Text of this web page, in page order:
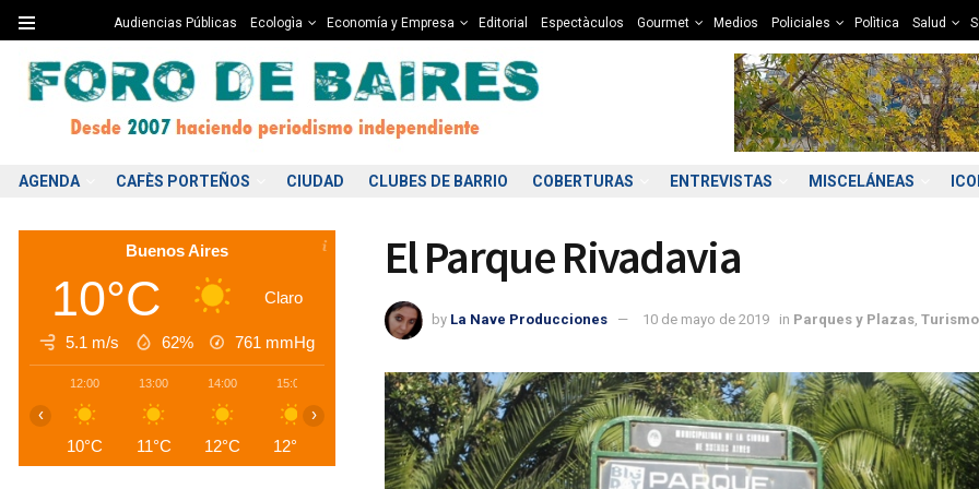
Audiencias Públicas Ecologìa Economía y Empresa Editorial Espectàculos Gourmet Medios Policiales Polìtica Salud
AGENDA CAFÈS PORTEÑOS CIUDAD CLUBES DE BARRIO COBERTURAS ENTREVISTAS MISCELÁNEAS
El Parque Rivadavia
by La Nave Producciones 10 de mayo de 2019 in Parques y Plazas Turismo
Buenos Aires
10°C Claro
5.1 m/s 62% 761 mmHg
12:00
10°C
13:00
11°C
14:00
12°C
15:00
12°C
17:00
12°C
18:00
12°C
19:00
11°C
20:00
10°C
21:00
10°C
22:00
9°C
23:00
9°C
00:00
9°C
‹ ›